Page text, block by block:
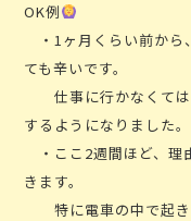
OK例
・1ヶ月くらい前から
ても辛いです。
仕事に行かなくては
するようになりました。
・ここ2週間ほど、理
きます。
特に電車の中で起き